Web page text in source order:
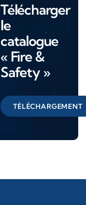
Télécharger
le
catalogue
« Fire &
Safety »
TÉLÉCHARGEMENT